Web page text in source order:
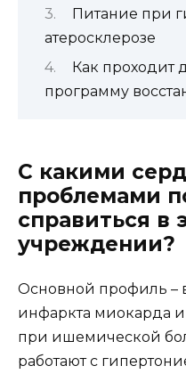
Питание при
атеросклерозе
Как проходит
программу
С какими
проблемами
справиться в
учреждении?
Основной профиль –
инфаркта миокарда и
при ишемической
работают с